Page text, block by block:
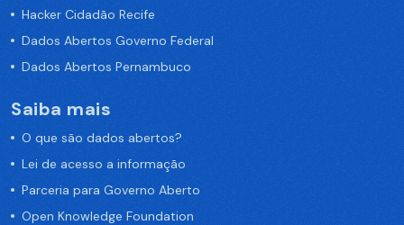
Hacker Cidadão Recife
Dados Abertos Governo Federal
Dados Abertos Pernambuco
Saiba mais
O que são dados abertos?
Lei de acesso a informação
Parceria para Governo Aberto
Open Knowledge Foundation